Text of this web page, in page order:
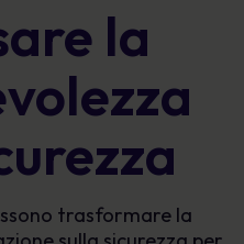
la
trasformare la